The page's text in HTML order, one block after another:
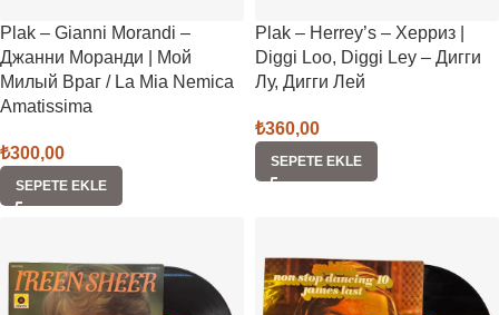
Plak – Gianni Morandi –
Джанни Моранди | Мой
Милый Враг / La Mia Nemica
Amatissima
₺300,00
SEPETE EKLE
Plak – Herrey’s – Херриз |
Diggi Loo, Diggi Ley – Дигги
Лу, Дигги Лей
₺360,00
SEPETE EKLE